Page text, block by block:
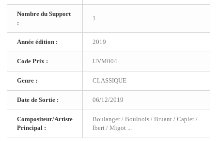
Nombre du Support
:
1
Année édition : 2019
Code Prix : UVM004
Genre : CLASSIQUE
Date de Sortie : 06/12/2019
Compositeur/Artiste
Principal :
Boulanger / Boulnois / Bruant / Caplet /
Ibert / Migot ...